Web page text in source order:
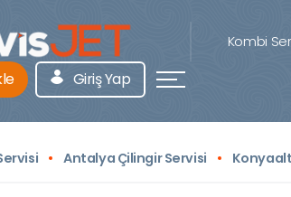
Kombi
Giriş Yap
Antalya Çilingir Servisi